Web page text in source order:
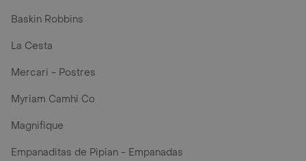
Baskin Robbins
La Cesta
Mercari - Postres
Myriam Camhi Co
Magnifique
Empanaditas de Pipian - Empanadas